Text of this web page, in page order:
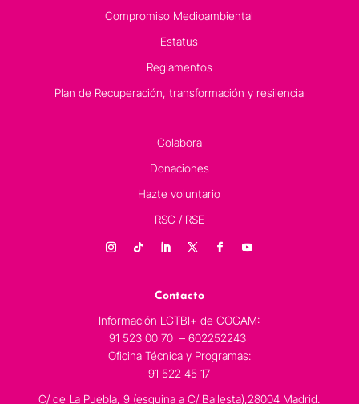
Compromiso Medioambiental
Estatus
Reglamentos
Plan de Recuperación, transformación y resilencia
Colabora
Donaciones
Hazte voluntario
RSC / RSE
Contacto
Información LGTBI+ de COGAM:
91 523 00 70 – 602252243
Oficina Técnica y Programas:
91 522 45 17
C/ de La Puebla, 9 (esquina a C/ Ballesta),28004 Madrid.